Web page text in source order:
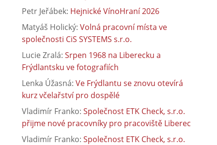
Petr Jeřábek: Hejnické VínoHraní 2026
Matyáš Holický: Volná pracovní místa ve
společnosti CiS SYSTEMS s.r.o.
Lucie Zralá: Srpen 1968 na Liberecku a
Frýdlantsku ve fotografiích
Lenka Úžasná: Ve Frýdlantu se znovu otevírá
kurz včelařství pro dospělé
Vladimír Franko: Společnost ETK Check, s.r.o.
přijme nové pracovníky pro pracoviště Liberec
Vladimír Franko: Společnost ETK Check, s.r.o.